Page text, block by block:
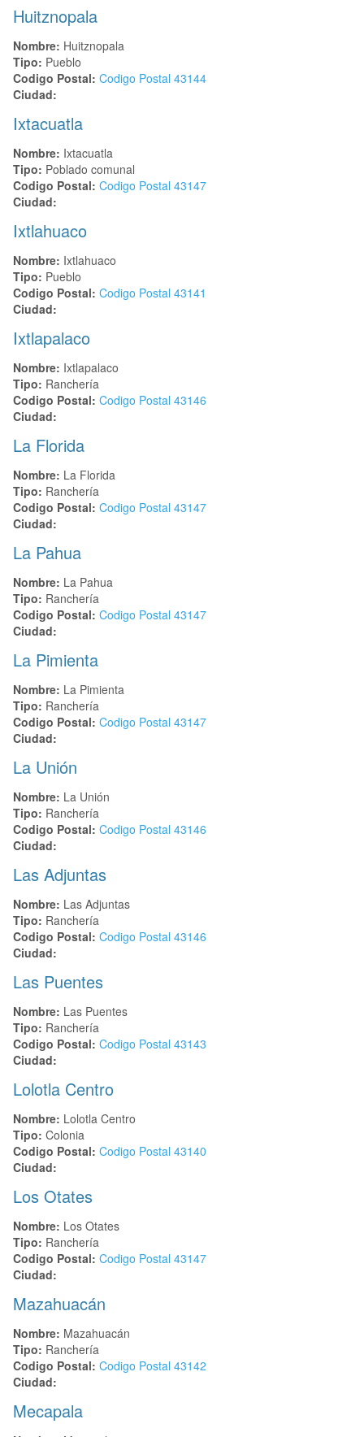
Huitznopala
Nombre: Huitznopala
Tipo: Pueblo
Codigo Postal: Codigo Postal 43144
Ciudad:
Ixtacuatla
Nombre: Ixtacuatla
Tipo: Poblado comunal
Codigo Postal: Codigo Postal 43147
Ciudad:
Ixtlahuaco
Nombre: Ixtlahuaco
Tipo: Pueblo
Codigo Postal: Codigo Postal 43141
Ciudad:
Ixtlapalaco
Nombre: Ixtlapalaco
Tipo: Ranchería
Codigo Postal: Codigo Postal 43146
Ciudad:
La Florida
Nombre: La Florida
Tipo: Ranchería
Codigo Postal: Codigo Postal 43147
Ciudad:
La Pahua
Nombre: La Pahua
Tipo: Ranchería
Codigo Postal: Codigo Postal 43147
Ciudad:
La Pimienta
Nombre: La Pimienta
Tipo: Ranchería
Codigo Postal: Codigo Postal 43147
Ciudad:
La Unión
Nombre: La Unión
Tipo: Ranchería
Codigo Postal: Codigo Postal 43146
Ciudad:
Las Adjuntas
Nombre: Las Adjuntas
Tipo: Ranchería
Codigo Postal: Codigo Postal 43146
Ciudad:
Las Puentes
Nombre: Las Puentes
Tipo: Ranchería
Codigo Postal: Codigo Postal 43143
Ciudad:
Lolotla Centro
Nombre: Lolotla Centro
Tipo: Colonia
Codigo Postal: Codigo Postal 43140
Ciudad:
Los Otates
Nombre: Los Otates
Tipo: Ranchería
Codigo Postal: Codigo Postal 43147
Ciudad:
Mazahuacán
Nombre: Mazahuacán
Tipo: Ranchería
Codigo Postal: Codigo Postal 43142
Ciudad:
Mecapala